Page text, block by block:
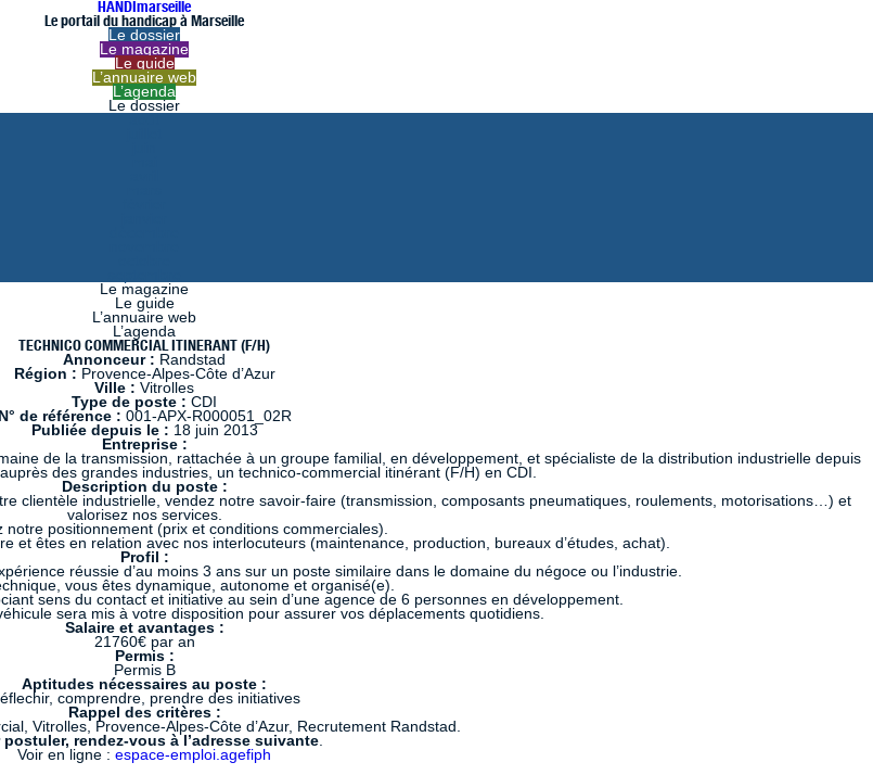
HANDImarseille
Le portail du handicap à Marseille
Le dossier
Le magazine
Le guide
L’annuaire web
L’agenda
Le dossier
Le magazine
Le guide
L’annuaire web
L’agenda
TECHNICO COMMERCIAL ITINERANT (F/H)
Annonceur : Randstad
Région : Provence-Alpes-Côte d’Azur
Ville : Vitrolles
Type de poste : CDI
N° de référence : 001-APX-R000051_02R
Publiée depuis le : 18 juin 2013
Entreprise :
de la transmission, rattachée à un groupe familial, en développement, et spécialiste de la distribution industrielle depuis
des grandes industries, un technico-commercial itinérant (F/H) en CDI.
Description du poste :
clientèle industrielle, vendez notre savoir-faire (transmission, composants pneumatiques, roulements, motorisations…) et
valorisez nos services.
notre positionnement (prix et conditions commerciales).
et êtes en relation avec nos interlocuteurs (maintenance, production, bureaux d’études, achat).
Profil :
réussie d’au moins 3 ans sur un poste similaire dans le domaine du négoce ou l’industrie.
vous êtes dynamique, autonome et organisé(e).
sens du contact et initiative au sein d’une agence de 6 personnes en développement.
sera mis à votre disposition pour assurer vos déplacements quotidiens.
Salaire et avantages :
21760€ par an
Permis :
Permis B
Aptitudes nécessaires au poste :
comprendre, prendre des initiatives
Rappel des critères :
Vitrolles, Provence-Alpes-Côte d’Azur, Recrutement Randstad.
postuler, rendez-vous à l’adresse suivante.
Voir en ligne : espace-emploi.agefiph